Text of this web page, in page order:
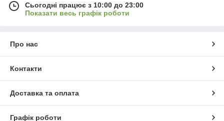
Сьогодні працює з 10:00 до 23:00
Показати весь графік роботи
Про нас
Контакти
Доставка та оплата
Графік роботи